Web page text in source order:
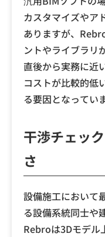
カスタマイズやア
ありますが、
ントやライブラリ
直後から実務に近
コストが比較的低
る要因となってい
干渉チェッ
さ
設備施工において
る設備系統同士や
Rebroは3Dモデル